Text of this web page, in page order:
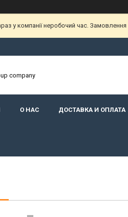
у компанії неробочий час.
company
О НАС ДОСТАВКА И ОПЛАТА